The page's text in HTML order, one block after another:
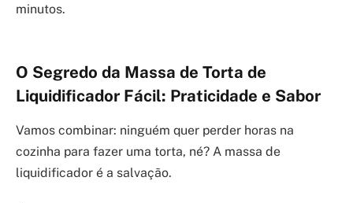
minutos.
O Segredo da Massa de Torta de
Liquidificador Fácil: Praticidade e Sabor
Vamos combinar: ninguém quer perder horas na
cozinha para fazer uma torta, né? A massa de
liquidificador é a salvação.